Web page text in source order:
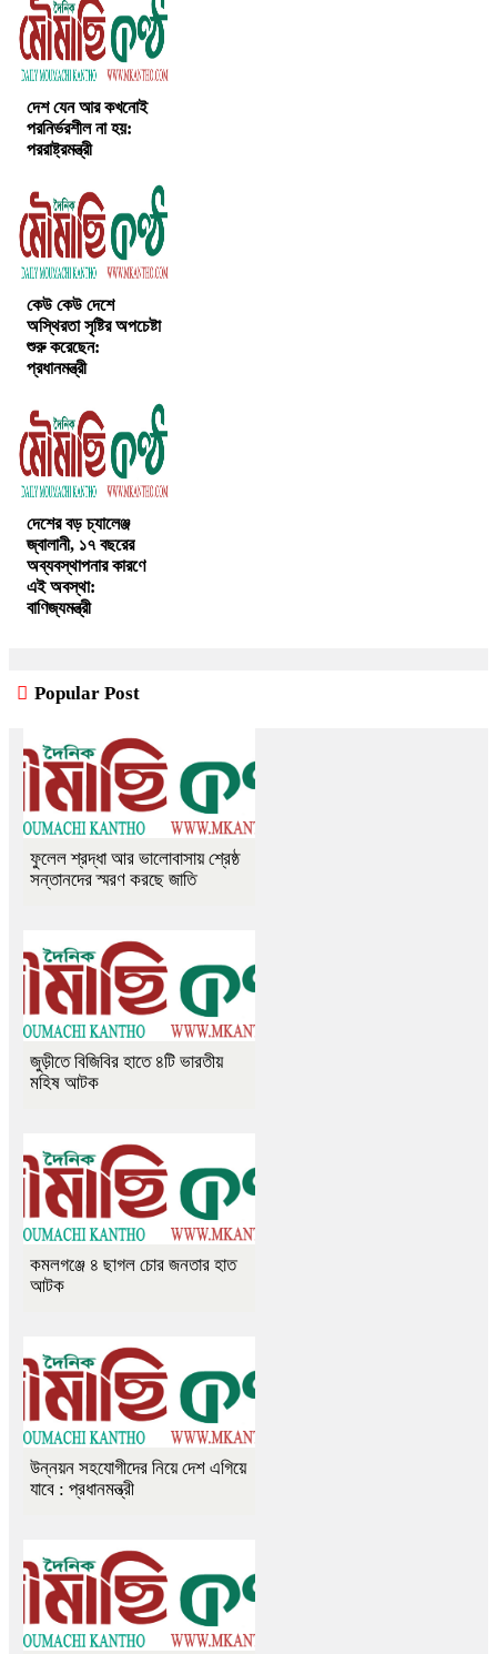
দেশ যেন আর কখনোই
পরনির্ভরশীল না হয়:
পররাষ্ট্রমন্ত্রী
কেউ কেউ দেশে
অস্থিরতা সৃষ্টির অপচেষ্টা
শুরু করেছেন:
প্রধানমন্ত্রী
দেশের বড় চ্যালেঞ্জ
জ্বালানী, ১৭ বছরের
অব্যবস্থাপনার কারণে
এই অবস্থা:
বাণিজ্যমন্ত্রী
Popular Post
ফুলেল শ্রদ্ধা আর ভালোবাসায় শ্রেষ্ঠ
সন্তানদের স্মরণ করছে জাতি
জুড়ীতে বিজিবির হাতে ৪টি ভারতীয়
মহিষ আটক
কমলগঞ্জে ৪ ছাগল চোর জনতার হাত
আটক
উন্নয়ন সহযোগীদের নিয়ে দেশ এগিয়ে
যাবে : প্রধানমন্ত্রী